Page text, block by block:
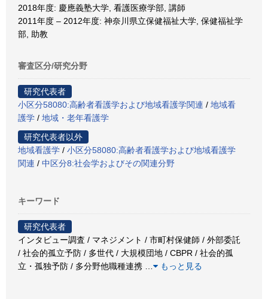
2018年度: 慶應義塾大学, 看護医療学部, 講師
2011年度 – 2012年度: 神奈川県立保健福祉大学, 保健福祉学
部, 助教
審査区分/研究分野
研究代表者
小区分58080:高齢者看護学および地域看護学関連 / 地域看
護学 / 地域・老年看護学
研究代表者以外
地域看護学 / 小区分58080:高齢者看護学および地域看護学
関連 / 中区分8:社会学およびその関連分野
キーワード
研究代表者
インタビュー調査 / マネジメント / 市町村保健師 / 外部委託
/ 社会的孤立予防 / 多世代 / 大規模団地 / CBPR / 社会的孤
立・孤独予防 / 多分野他職種連携
もっと見る